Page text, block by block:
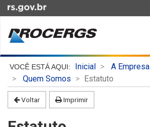
para
conteúdo
Ir
para
menu
Início
conteúdo
Inicial
A Empresa
Quem Somos
Estatuto
Voltar Imprimir